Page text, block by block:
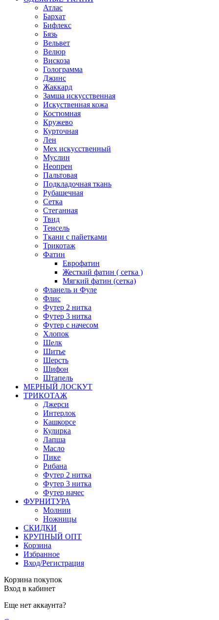
Атлас
Бархат
Бифлекс
Бязь
Вельвет
Велюр
Вискоза
Голограмма
Джинс
Жаккард
Замша искусственная
Искуственная кожа
Костюмная
Кружево
Курточная
Лен
Мех искусственный
Муслин
Неопрен
Пальтовая
Подкладочная ткань
Рубашечная
Сетка
Стеганная
Твид
Тенсель
Ткани с пайетками
Трикотаж
Фатин
Еврофатин
Жесткий фатин ( сетка )
Мягкий фатин (сетка)
Фланель и Фуле
Флис
Футер 2 нитка
Футер 3 нитка
Футер с начесом
Хлопок
Шелк
Шитье
Шерсть
Шифон
Штапель
МЕРНЫЙ ЛОСКУТ
ТРИКОТАЖ
Джерси
Интерлок
Кашкорсе
Кулирка
Лапша
Масло
Пике
Рибана
Футер 2 нитка
Футер 3 нитка
Футер начес
ФУРНИТУРА
Молнии
Ножницы
СКИДКИ
КРУПНЫЙ ОПТ
Корзина
Избранное
Вход/Регистрация
Корзина покупок
Вход в кабинет
Еще нет аккаунта?